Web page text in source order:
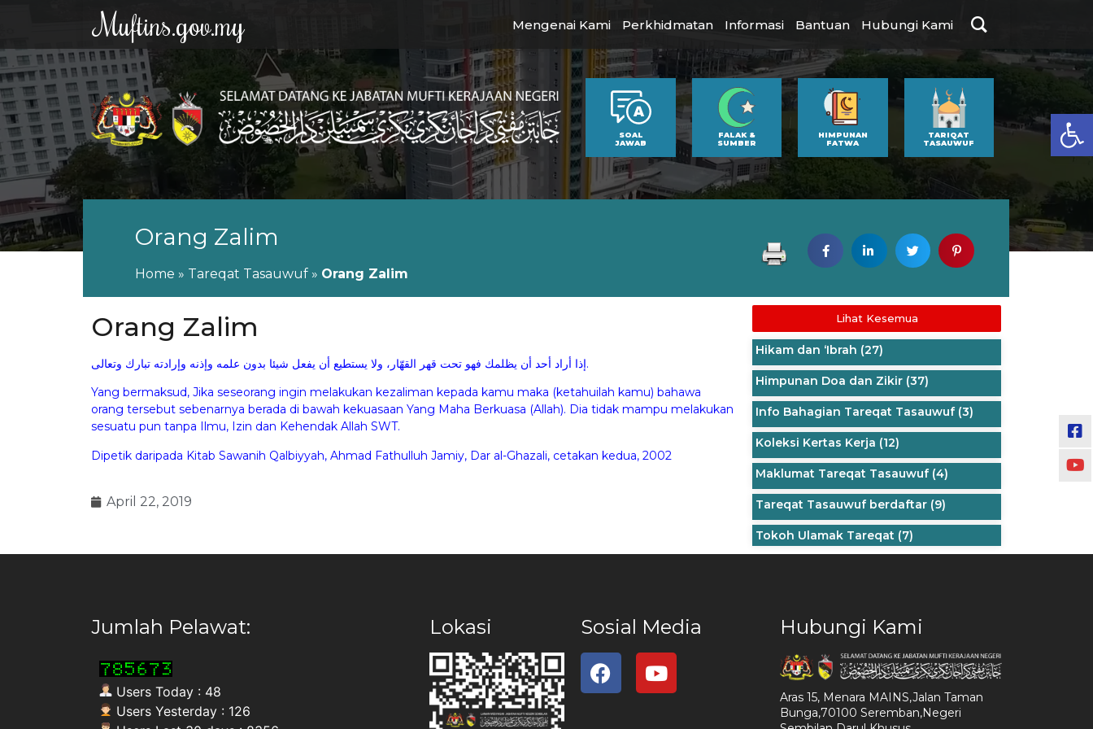
Muftins.gov.my Mengenai Kami Perkhidmatan Informasi Bantuan Hubungi Kami
SOAL
JAWAB
FALAK &
SUMBER
HIMPUNAN
FATWA
TARIQAT
TASAUWUF
Orang Zalim
Home » Tareqat Tasauwuf » Orang Zalim
Orang Zalim
إذا أراد أحد أن يظلمك فهو تحت قهر القهّار، ولا يستطيع أن يفعل شيئا بدون علمه وإذنه وإرادته تبارك وتعالى.
Yang bermaksud, Jika seseorang ingin melakukan kezaliman kepada kamu maka (ketahuilah kamu) bahawa
orang tersebut sebenarnya berada di bawah kekuasaan Yang Maha Berkuasa (Allah). Dia tidak mampu melakukan
sesuatu pun tanpa Ilmu, Izin dan Kehendak Allah SWT.
Dipetik daripada Kitab Sawanih Qalbiyyah, Ahmad Fathulluh Jamiy, Dar al-Ghazali, cetakan kedua, 2002
April 22, 2019
Lihat Kesemua
Hikam dan ‘Ibrah (27)
Himpunan Doa dan Zikir (37)
Info Bahagian Tareqat Tasauwuf(3)
Koleksi Kertas Kerja (12)
Maklumat Tareqat Tasauwuf(4)
Tareqat Tasauwuf berdaftar (9)
Tokoh Ulamak Tareqat (7)
Jumlah Pelawat:
Users Today : 48
Users Yesterday : 126
Lokasi Sosial Media Hubungi Kami
Aras 15, Menara MAINS,Jalan Taman
Bunga,70100 Seremban,Negeri